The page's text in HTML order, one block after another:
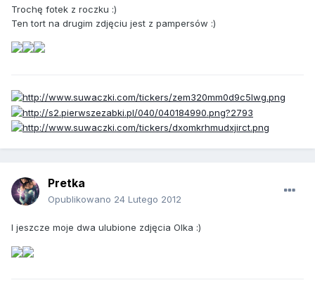
Trochę fotek z roczku :)
Ten tort na drugim zdjęciu jest z pampersów :)
Pretka
Opublikowano 24 Lutego 2012
I jeszcze moje dwa ulubione zdjęcia Olka :)